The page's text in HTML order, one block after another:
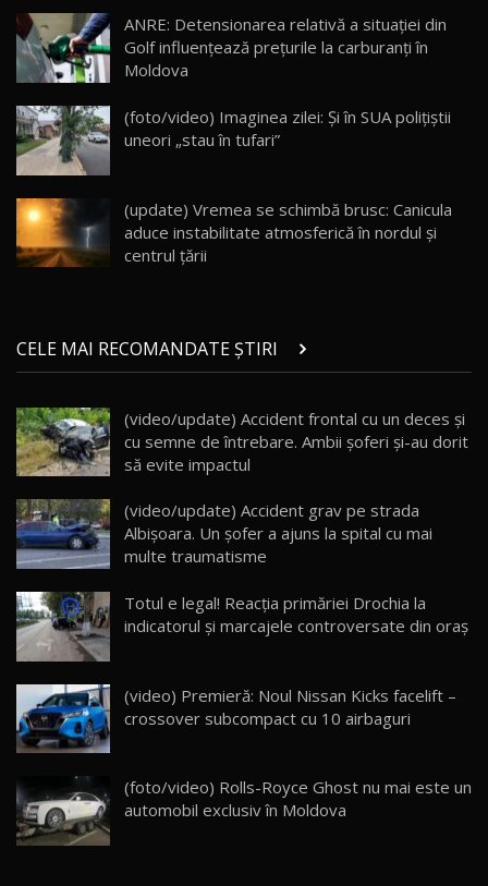
17 20:06
30:08
AutoBlog.MD
23:36
20
Noul ZEEKR 7X / Test Drive AutoBlog.MD
29:08
21
Micul BYD Dolphin Surf / Test Drive
AutoBlog.MD
16:59
22
Noua Mazda 6e / Test Drive AutoBlog.MD
26:59
23
Lynk & Co 01 / Test Drive AutoBlog.MD
25:19
24
ZEEKR 009: Cel mai Performant și Confortabil
Van Electric Testat în Moldova / AutoBlog.MD
26:38
25
mai Exclusiv și Puternic Defender Testat în
Moldova
32:21
AutoBlog.MD
10:57
ANRE: Detensionarea relativă a situației din
Golf influențează prețurile la carburanți în
Moldova
(foto/video) Imaginea zilei: Și în SUA polițiștii
uneori „stau în tufari”
(update) Vremea se schimbă brusc: Canicula
aduce instabilitate atmosferică în nordul și
centrul țării
CELE MAI RECOMANDATE ȘTIRI
(video/update) Accident frontal cu un deces şi
cu semne de întrebare. Ambii şoferi şi-au dorit
să evite impactul
(video/update) Accident grav pe strada
Albişoara. Un şofer a ajuns la spital cu mai
multe traumatisme
Totul e legal! Reacţia primăriei Drochia la
indicatorul şi marcajele controversate din oraş
(video) Premieră: Noul Nissan Kicks facelift –
crossover subcompact cu 10 airbaguri
(foto/video) Rolls-Royce Ghost nu mai este un
automobil exclusiv în Moldova